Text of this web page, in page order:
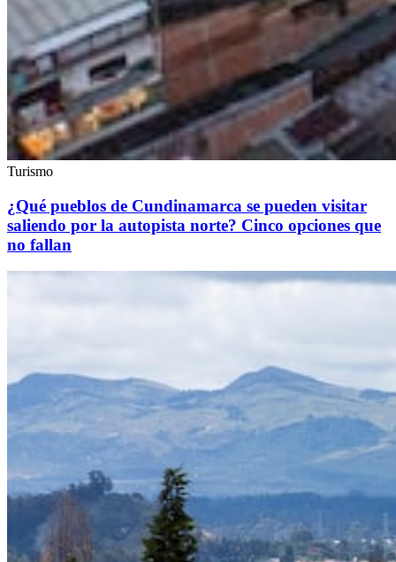
Turismo
¿Qué pueblos de Cundinamarca se pueden visitar
saliendo por la autopista norte? Cinco opciones que
no fallan